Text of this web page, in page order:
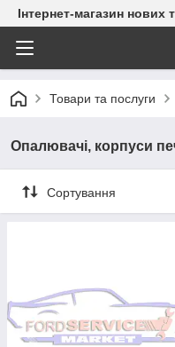
Інтернет-магазин
Товари та послуги
Опалювачі, корпуси
Сортування